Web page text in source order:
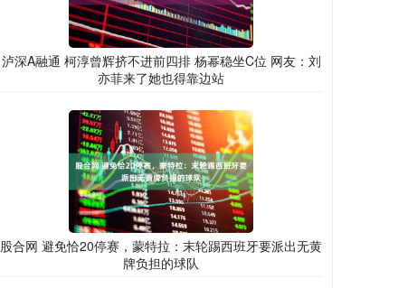
泸深A融通 柯淳曾辉挤不进前四排 杨幂稳坐C位 网友：刘
亦菲来了她也得靠边站
股合网 避免恰20停赛，蒙特拉：末轮踢西班牙要派出无黄
牌负担的球队